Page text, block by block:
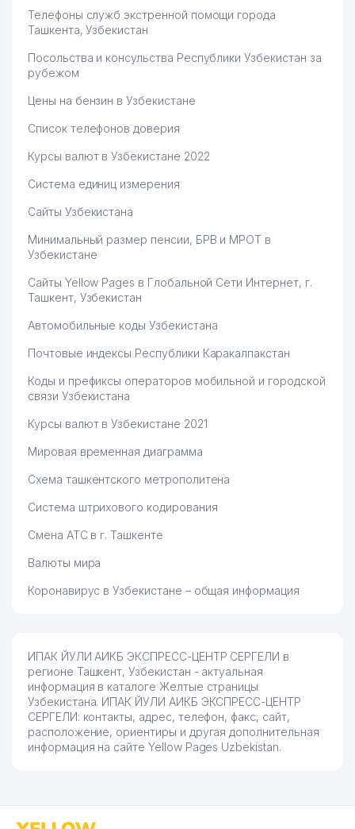
Телефоны служб экстренной помощи города
Ташкента, Узбекистан
Посольства и консульства Республики Узбекистан за
рубежом
Цены на бензин в Узбекистане
Список телефонов доверия
Курсы валют в Узбекистане 2022
Система единиц измерения
Сайты Узбекистана
Минимальный размер пенсии, БРВ и МРОТ в
Узбекистане
Сайты Yellow Pages в Глобальной Сети Интернет, г.
Ташкент, Узбекистан
Автомобильные коды Узбекистана
Почтовые индексы Республики Каракалпакстан
Коды и префиксы операторов мобильной и городской
связи Узбекистана
Курсы валют в Узбекистане 2021
Мировая временная диаграмма
Схема ташкентского метрополитена
Система штрихового кодирования
Смена АТС в г. Ташкенте
Валюты мира
Коронавирус в Узбекистане – общая информация
ИПАК ЙУЛИ АИКБ ЭКСПРЕСС-ЦЕНТР СЕРГЕЛИ в
регионе Ташкент, Узбекистан - актуальная
информация в каталоге Желтые страницы
Узбекистана. ИПАК ЙУЛИ АИКБ ЭКСПРЕСС-ЦЕНТР
СЕРГЕЛИ: контакты, адрес, телефон, факс, сайт,
расположение, ориентиры и другая дополнительная
информация на сайте Yellow Pages Uzbekistan.